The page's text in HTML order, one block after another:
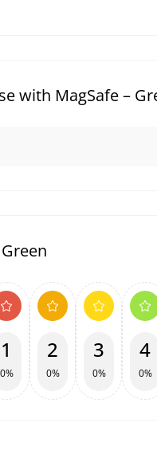
with MagSafe –
1
0%
2
0%
3
0%
4
0%